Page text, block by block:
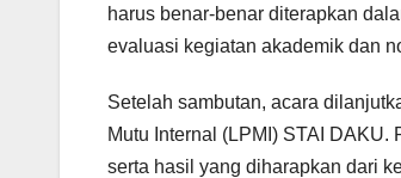
harus benar-benar diterapkan
evaluasi kegiatan akademik dan
Setelah sambutan, acara
Mutu Internal (LPMI) STAI
serta hasil yang diharapkan dari